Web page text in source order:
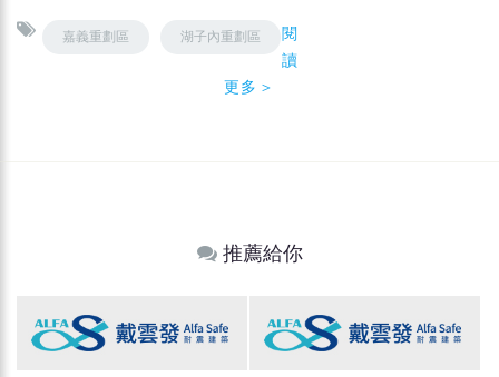
嘉義重劃區 湖子內重劃區
閱
讀
更多＞
推薦給你